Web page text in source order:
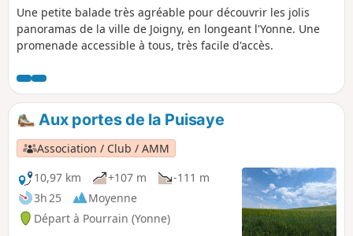
Une petite balade très agréable pour découvrir les jolis
panoramas de la ville de Joigny, en longeant l'Yonne. Une
promenade accessible à tous, très facile d'accès.
Aux portes de la Puisaye
Association / Club / AMM
10,97 km
+107 m
-111 m
3h 25
Moyenne
Départ à Pourrain (Yonne)